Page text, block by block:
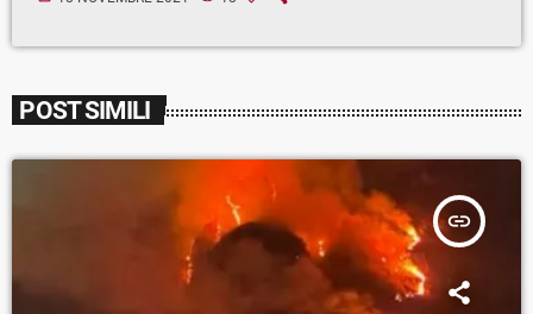
POST SIMILI
insert_link